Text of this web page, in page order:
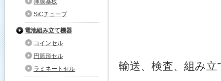
輸送、検査、組み
薄膜基板
SiCチューブ
電池組み立て機器
コインセル
円筒形セル
ラミネートセル